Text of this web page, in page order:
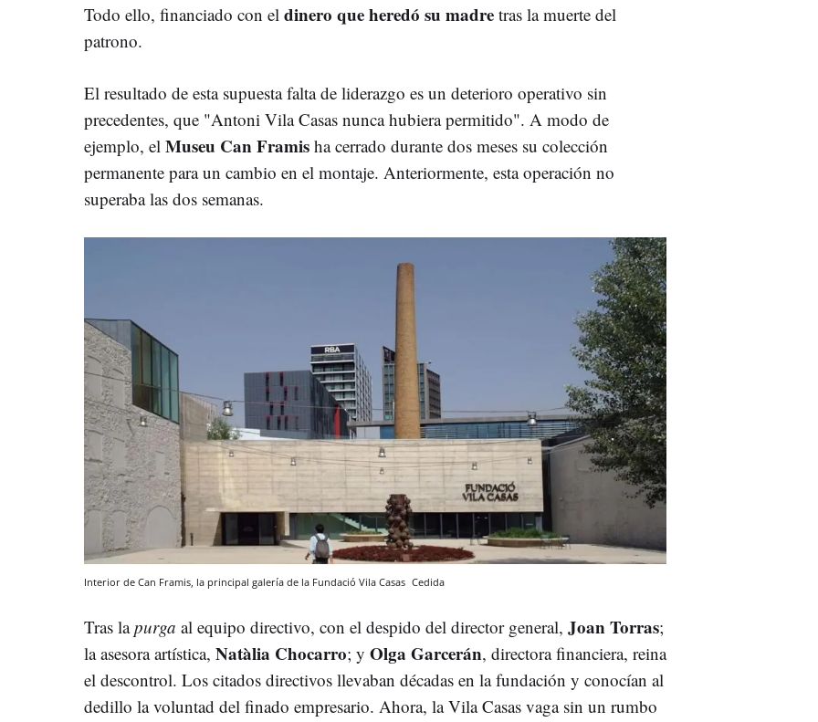
Todo ello, financiado con el dinero que heredó su madre tras la muerte del
patrono.
El resultado de esta supuesta falta de liderazgo es un deterioro operativo sin
precedentes, que "Antoni Vila Casas nunca hubiera permitido". A modo de
ejemplo, el Museu Can Framis ha cerrado durante dos meses su colección
permanente para un cambio en el montaje. Anteriormente, esta operación no
superaba las dos semanas.
Interior de Can Framis, la principal galería de la Fundació Vila Casas Cedida
Tras lapurga al equipo directivo, con el despido del director general, Joan Torras;
la asesora artística, Natàlia Chocarro; y Olga Garcerán, directora financiera, reina
el descontrol. Los citados directivos llevaban décadas en la fundación y conocían al
dedillo la voluntad del finado empresario. Ahora, la Vila Casas vaga sin un rumbo